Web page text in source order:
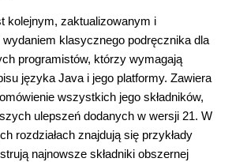
kolejnym, zaktualizowanym i
wydaniem klasycznego podręcznika dla
programistów, którzy wymagają
języka Java i jego platformy. Zawiera
wszystkich jego składników,
ulepszeń dodanych w wersji 21. W
rozdziałach znajdują się przykłady
najnowsze składniki obszernej